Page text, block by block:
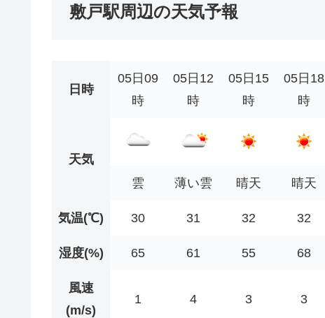
敷戸駅周辺の天気予報
日時
05日09
時
05日12
時
05日15
時
05日18
時
天気
雲
薄い雲 晴天 晴天
気温(℃) 30 31 32 32
湿度(%) 65 61 55 68
風速
(m/s)
1 4 3 3